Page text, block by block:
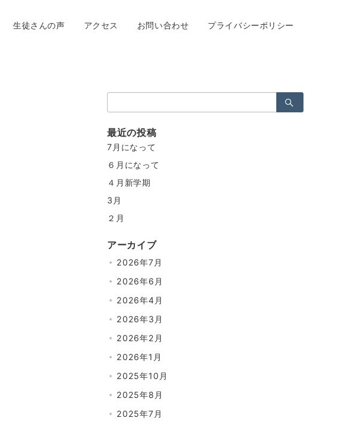
生徒さんの声 アクセス お問い合わせ プライバシーポリシー
索：
最近の投稿
7月になって
６月になって
４月新学期
3月
２月
アーカイブ
2026年7月
2026年6月
2026年4月
2026年3月
2026年2月
2026年1月
2025年10月
2025年8月
2025年7月